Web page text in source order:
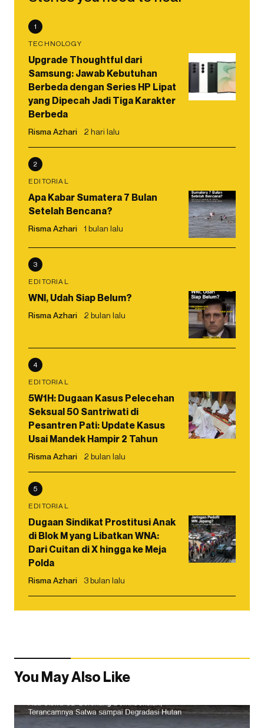
1
TECHNOLOGY
Upgrade Thoughtful dari
Samsung: Jawab Kebutuhan
Berbeda dengan Series HP Lipat
yang Dipecah Jadi Tiga Karakter
Berbeda
Risma Azhari 2 hari lalu
2
EDITORIAL
Apa Kabar Sumatera 7 Bulan
Setelah Bencana?
Risma Azhari 1 bulan lalu
3
EDITORIAL
WNI, Udah Siap Belum?
Risma Azhari 2 bulan lalu
4
EDITORIAL
5W1H: Dugaan Kasus Pelecehan
Seksual 50 Santriwati di
Pesantren Pati: Update Kasus
Usai Mandek Hampir 2 Tahun
Risma Azhari 2 bulan lalu
5
EDITORIAL
Dugaan Sindikat Prostitusi Anak
di Blok M yang Libatkan WNA:
Dari Cuitan di X hingga ke Meja
Polda
Risma Azhari 3 bulan lalu
You May Also Like